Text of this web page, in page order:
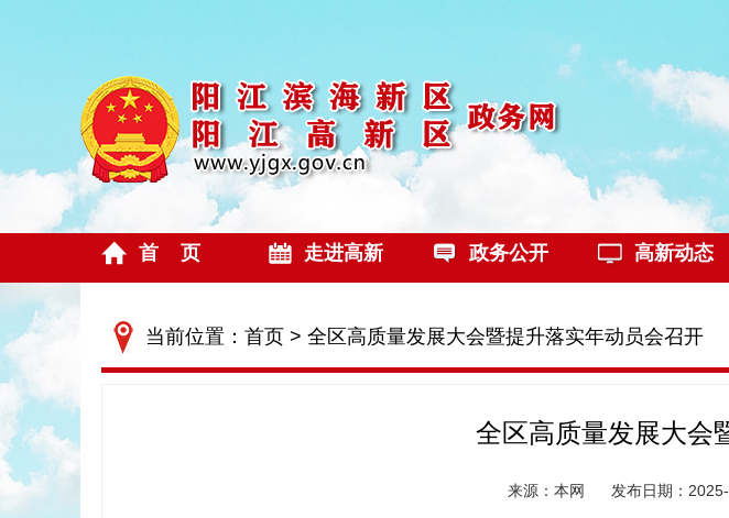
首 页 走进高新 政务公开 高新动态
当前位置： 首页 > 全区高质量发展大会暨提升落实年动员会召开
全区高质量发展大会
来源：本网 发布日期：